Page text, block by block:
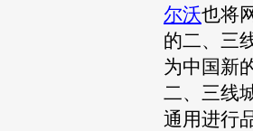
尔沃也将
的二、三
为中国新
二、三线
通用进行